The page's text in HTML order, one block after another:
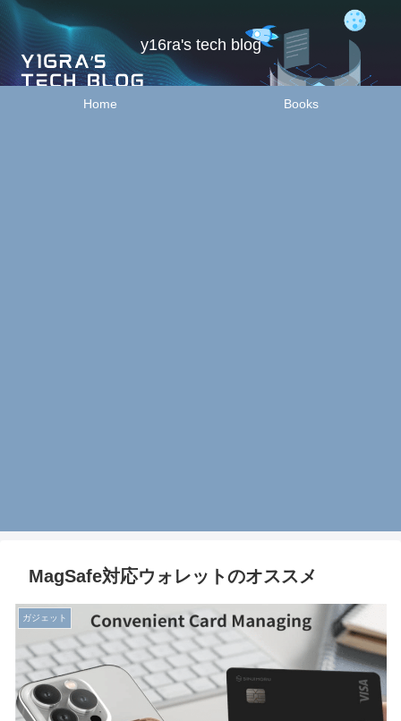
y16ra's tech blog
Home Books
MagSafe対応ウォレットのオススメ
ガジェット